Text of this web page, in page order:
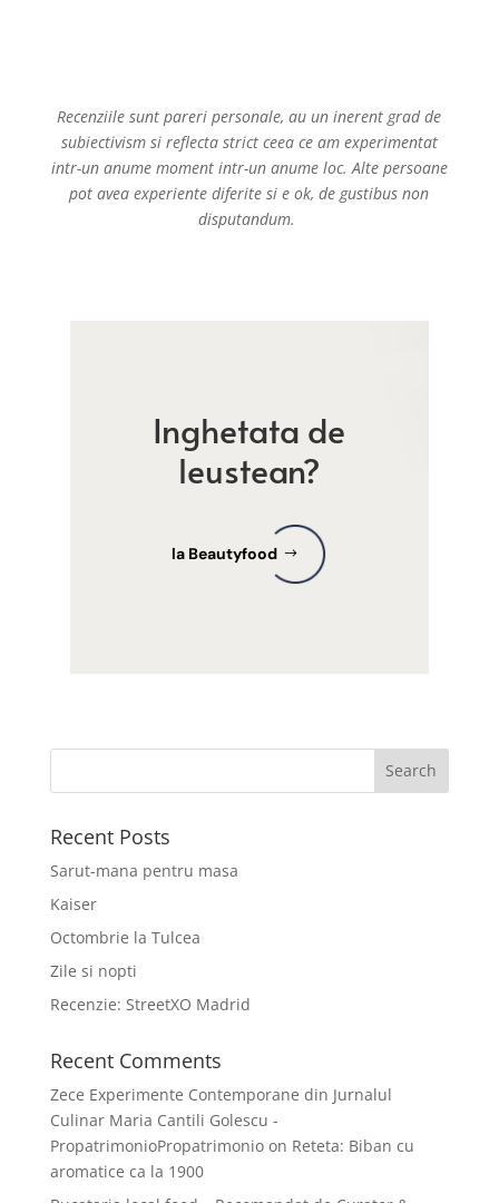
Recenziile sunt pareri personale, au un inerent grad de
subiectivism si reflecta strict ceea ce am experimentat
intr-un anume moment intr-un anume loc. Alte persoane
pot avea experiente diferite si e ok, de gustibus non
disputandum.
Inghetata de
leustean?
la Beautyfood
Recent Posts
Sarut-mana pentru masa
Kaiser
Octombrie la Tulcea
Zile si nopti
Recenzie: StreetXO Madrid
Recent Comments
Zece Experimente Contemporane din Jurnalul
Culinar Maria Cantili Golescu -
PropatrimonioPropatrimonioon Reteta: Biban cu
aromatice ca la 1900